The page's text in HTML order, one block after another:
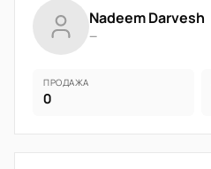
Nadeem Darvesh
—
ПРОДАЖА
0